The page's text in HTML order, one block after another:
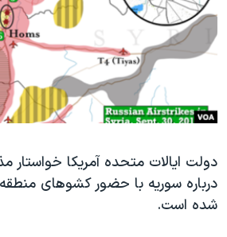
فرهنگ و زندگی
حقوق شهروندی
علم و فناوری
گالری عکس
آرشیو پخش زنده
مستندها
انتخابات ریاست جمهوری آمریکا ۲۰۲۴
حمله جمهوری اسلامی به اسرائیل
رمز مهسا
اعتراضات زن، زندگی، آزادی
مجموعه مستندهای دادخواهی
دنبال کنید
زبانهای مختلف
دولت ایالات متحده آمریکا خواستار
درباره سوریه با حضور کشوهای
شده است.